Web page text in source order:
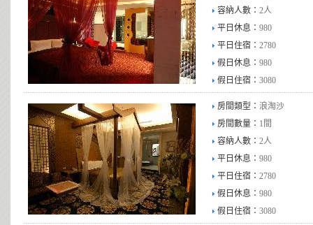
容納人數： 2人
平日休息： 980
平日住宿： 2780
假日休息： 980
假日住宿： 3080
房間類型： 浪淘沙
房間數量： 1間
容納人數： 2人
平日休息： 980
平日住宿： 2780
假日休息： 980
假日住宿： 3080